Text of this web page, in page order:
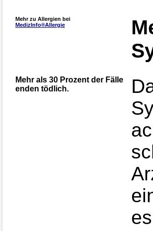
Mehr zu Allergien bei
MedizInfo®Allergie
Mehr als 30 Prozent der Fälle
enden tödlich.